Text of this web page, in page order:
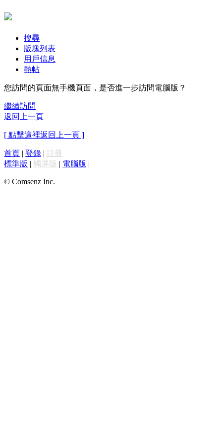
搜尋
版塊列表
用戶信息
熱帖
您訪問的頁面無手機頁面，是否進一步訪問電腦版？
繼續訪問
返回上一頁
[ 點擊這裡返回上一頁 ]
首頁 | 登錄 | 註冊
標準版 | 觸屏版 | 電腦版 |
© Comsenz Inc.